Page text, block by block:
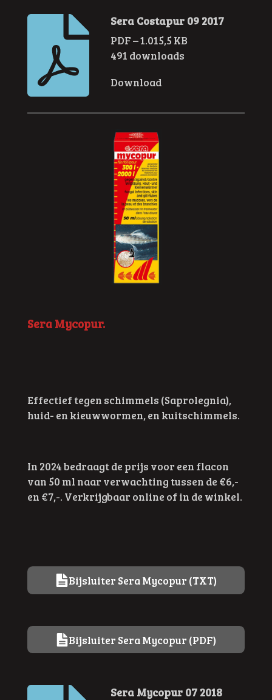
Sera Costapur 09 2017
PDF – 1.015,5 KB
491 downloads
Download
Sera Mycopur.
Effectief tegen schimmels (Saprolegnia),
huid- en kieuwwormen, en kuitschimmels.
In 2024 bedraagt de prijs voor een flacon
van 50 ml naar verwachting tussen de €6,-
en €7,-. Verkrijgbaar online of in de winkel.
Bijsluiter Sera Mycopur (TXT)
Bijsluiter Sera Mycopur (PDF)
Sera Mycopur 07 2018